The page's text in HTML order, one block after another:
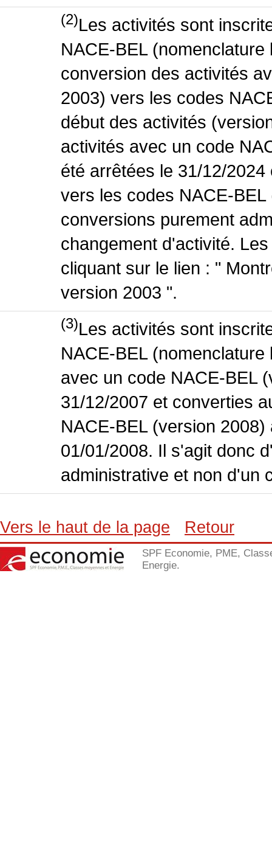
(2)Les activités sont
NACE-BEL
conversion des activités
2003) vers les codes
début des activités
activités avec un code
été arrêtées le 31/12/
vers les codes NACE-
conversions purement
changement d'activité.
cliquant sur le lien : "
version 2003 ".
(3)Les activités sont
NACE-BEL
avec un code NACE-BEL
31/12/2007 et converties
NACE-BEL (version
01/01/2008. Il s'agit donc
administrative et non d'un
Vers le haut de la page Retour
SPF Economie, PME,
Energie.